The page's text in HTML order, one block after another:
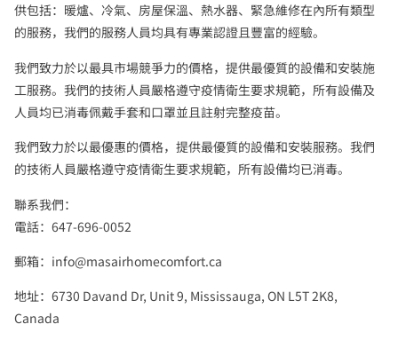
供包括：暖爐、冷氣、房屋保溫、熱水器、緊急維修在內所有類型
的服務，我們的服務人員均具有專業認證且豐富的經驗。
我們致力於以最具市場競爭力的價格，提供最優質的設備和安裝施
工服務。我們的技術人員嚴格遵守疫情衛生要求規範，所有設備及
人員均已消毒佩戴手套和口罩並且註射完整疫苗。
我們致力於以最優惠的價格，提供最優質的設備和安裝服務。我們
的技術人員嚴格遵守疫情衛生要求規範，所有設備均已消毒。
聯系我們：
電話：647-696-0052
郵箱： info@masairhomecomfort.ca
地址：6730 Davand Dr, Unit 9, Mississauga, ON L5T 2K8,
Canada